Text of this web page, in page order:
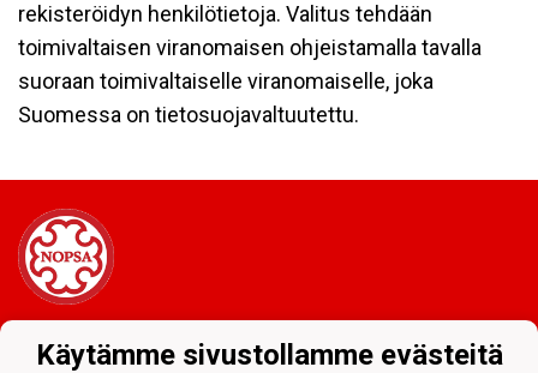
rekisteröidyn henkilötietoja. Valitus tehdään
toimivaltaisen viranomaisen ohjeistamalla tavalla
suoraan toimivaltaiselle viranomaiselle, joka
Suomessa on tietosuojavaltuutettu.
Tietosuojaseloste
Käytämme sivustollamme evästeitä